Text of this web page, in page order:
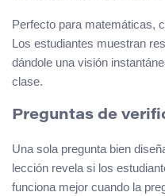
Perfecto para matemáticas,
Los estudiantes muestran
dándole una visión
clase.
Preguntas de
Una sola pregunta bien
lección revela si los
funciona mejor cuando la